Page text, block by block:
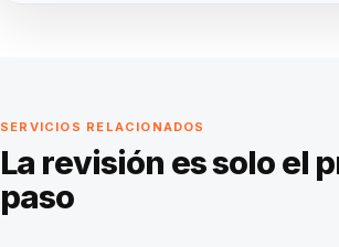
SERVICIOS RELACIONADOS
La revisión es solo el
paso